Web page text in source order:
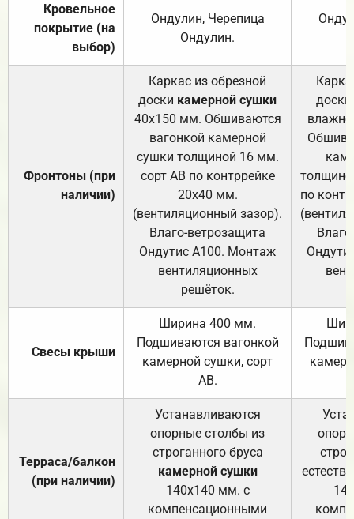
Кровельное
покрытие (на
выбор)
Ондулин, Черепица
Ондулин.
Фронтоны (при
наличии)
Каркас из обрезной
доски камерной сушки
40х150 мм. Обшиваются
вагонкой камерной
сушки толщиной 16 мм.
сорт АВ по контррейке
20х40 мм.
(вентиляционный зазор).
Влаго-ветрозащита
Ондутис А100. Монтаж
вентиляционных
решёток.
доски
по
Свесы крыши
Ширина 400 мм.
Подшиваются вагонкой
камерной сушки, сорт
АВ.
Терраса/балкон
(при наличии)
Устанавливаются
опорные столбы из
строганного бруса
камерной сушки
140х140 мм. с
компенсационными